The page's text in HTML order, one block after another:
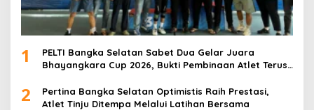
1
PELTI Bangka Selatan Sabet Dua Gelar Juara
Bhayangkara Cup 2026, Bukti Pembinaan Atlet Terus
2
Pertina Bangka Selatan Optimistis Raih Prestasi,
Atlet Tinju Ditempa Melalui Latihan Bersama